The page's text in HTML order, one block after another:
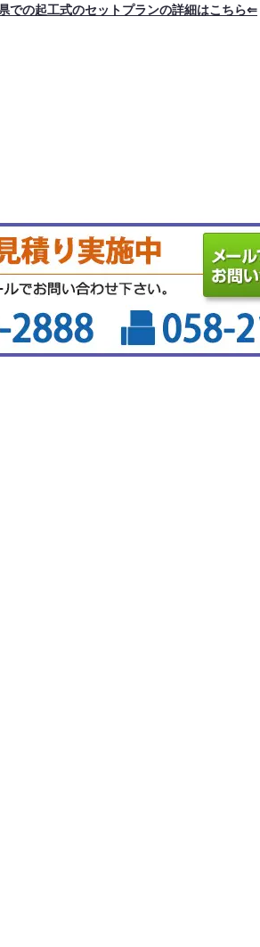
での起工式のセットプランの詳細はこちら⇐